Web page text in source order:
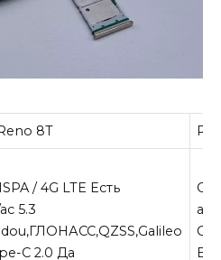
8T
/ 4G LTE Есть
5.3
C 2.0 Да
a/